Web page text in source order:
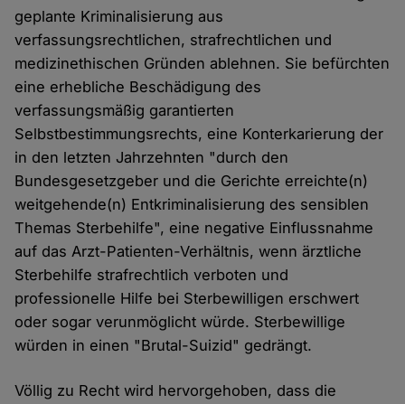
geplante Kriminalisierung aus
verfassungsrechtlichen, strafrechtlichen und
medizinethischen Gründen ablehnen. Sie befürchten
eine erhebliche Beschädigung des
verfassungsmäßig garantierten
Selbstbestimmungsrechts, eine Konterkarierung der
in den letzten Jahrzehnten "durch den
Bundesgesetzgeber und die Gerichte erreichte(n)
weitgehende(n) Entkriminalisierung des sensiblen
Themas Sterbehilfe", eine negative Einflussnahme
auf das Arzt-Patienten-Verhältnis, wenn ärztliche
Sterbehilfe strafrechtlich verboten und
professionelle Hilfe bei Sterbewilligen erschwert
oder sogar verunmöglicht würde. Sterbewillige
würden in einen "Brutal-Suizid" gedrängt.
Völlig zu Recht wird hervorgehoben, dass die